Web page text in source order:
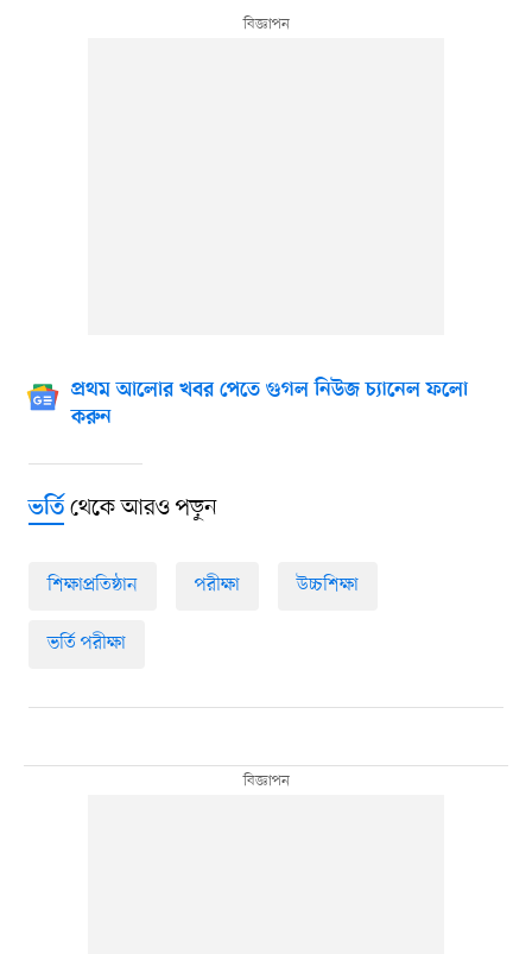
প্রথম আলোর খবর পেতে গুগল নিউজ চ্যানেল ফলো
করুন
ভর্তিথেকে আরও পড়ুন
শিক্ষাপ্রতিষ্ঠান পরীক্ষা উচ্চশিক্ষা
ভর্তি পরীক্ষা